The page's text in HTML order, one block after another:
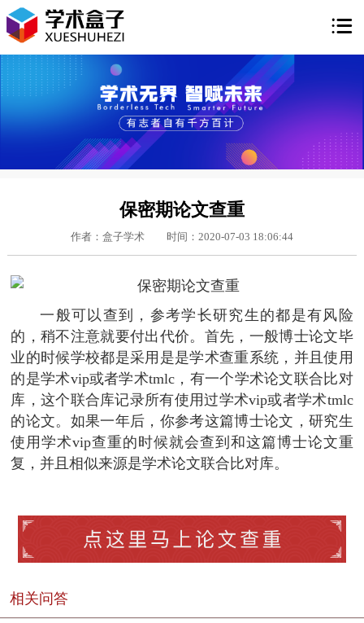

保密期论文查重
作者：盒子学术 时间：2020-07-03 18:06:44
一般可以查到，参考学长研究生的都是有风险
的，稍不注意就要付出代价。首先，一般博士论文毕
业的时候学校都是采用是是学术查重系统，并且使用
的是学术vip或者学术tmlc，有一个学术论文联合比对
库，这个联合库记录所有使用过学术vip或者学术tmlc
的论文。如果一年后，你参考这篇博士论文，研究生
使用学术vip查重的时候就会查到和这篇博士论文重
复，并且相似来源是学术论文联合比对库。
相关问答